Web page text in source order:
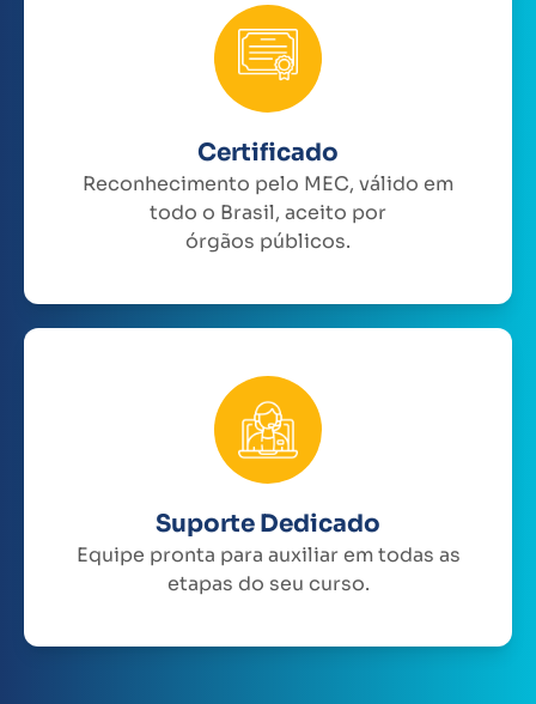
Certificado
Reconhecimento pelo MEC, válido em
todo o Brasil, aceito por
órgãos públicos.
Suporte Dedicado
Equipe pronta para auxiliar em todas as
etapas do seu curso.